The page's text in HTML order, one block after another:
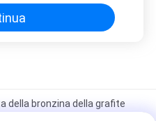
della bronzina della grafite